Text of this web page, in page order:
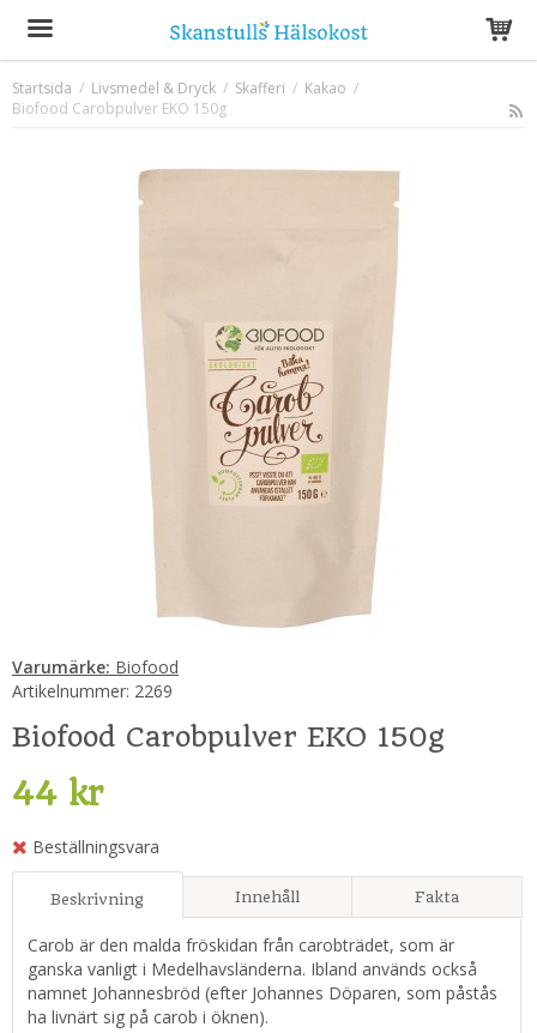
Produkten har blivit tillagd i varukorgen
Startsida / Livsmedel & Dryck / Skafferi / Kakao /
Biofood Carobpulver EKO 150g
Varumärke: Biofood
Artikelnummer: 2269
Biofood Carobpulver EKO 150g
44 kr
Beställningsvara
Beskrivning Innehåll Fakta
Carob är den malda fröskidan från carobträdet, som är
ganska vanligt i Medelhavsländerna. Ibland används också
namnet Johannesbröd (efter Johannes Döparen, som påstås
ha livnärt sig på carob i öknen).